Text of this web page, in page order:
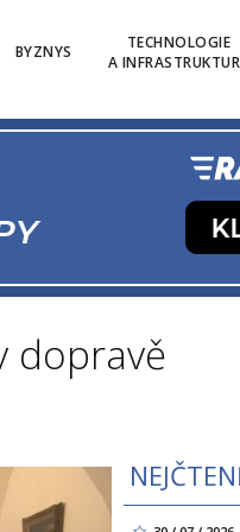
BYZNYS
TECHNOLOGIE
A
dopravě